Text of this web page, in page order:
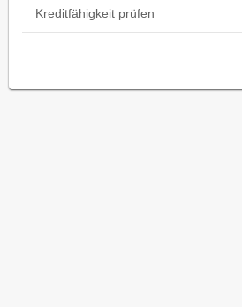
Kreditfähigkeit prüfen